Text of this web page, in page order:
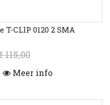
T-CLIP 0120 2 SMA
115,00
Meer info